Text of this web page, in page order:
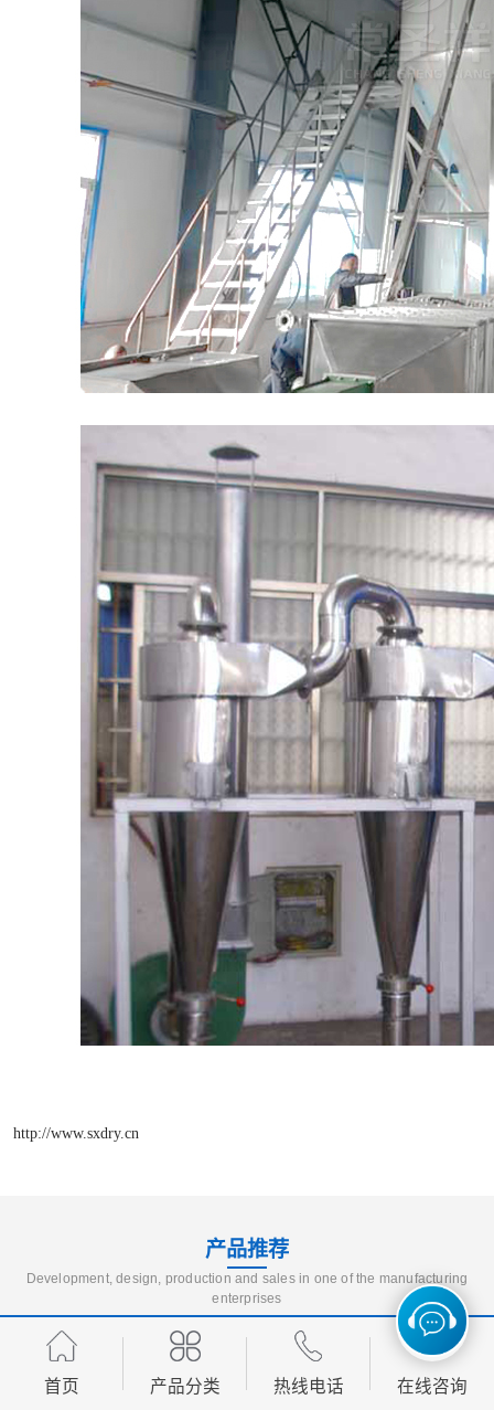
http://www.sxdry.cn
产品推荐
Development, design, production and sales in one of the manufacturing
enterprises
首页 产品分类 热线电话 在线咨询